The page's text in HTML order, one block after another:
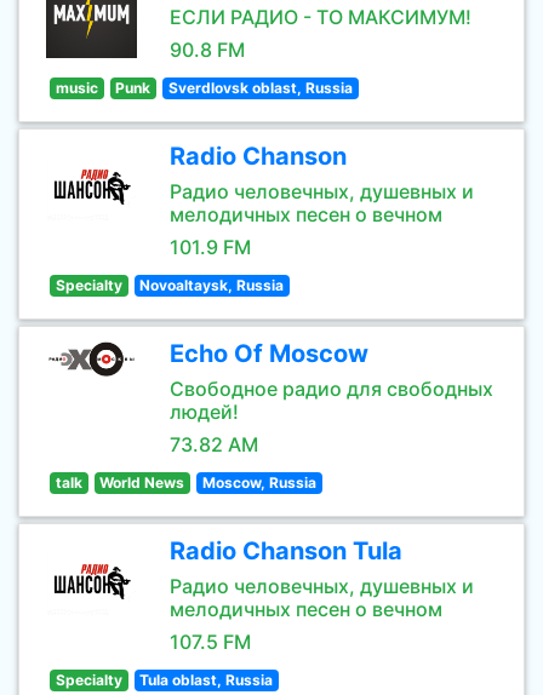
ЕСЛИ РАДИО - ТО МАКСИМУМ!
90.8 FM
music Punk Sverdlovsk oblast, Russia
Radio Chanson
Радио человечных, душевных и
мелодичных песен о вечном
101.9 FM
Specialty Novoaltaysk, Russia
Echo Of Moscow
Свободное радио для свободных
людей!
73.82 AM
talk World News Moscow, Russia
Radio Chanson Tula
Радио человечных, душевных и
мелодичных песен о вечном
107.5 FM
Specialty Tula oblast, Russia